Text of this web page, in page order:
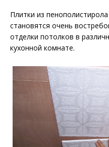
Плитки из
становятся очень
отделки потолков в
кухонной комнате.